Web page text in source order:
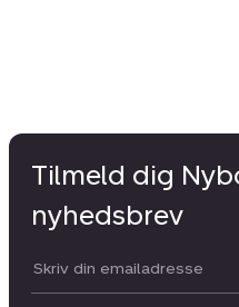
Tilmeld dig
nyhedsbrev
Din email: